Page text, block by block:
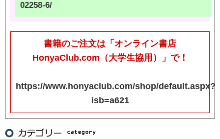
02258-6/
書籍のご注文は「オンライン書店
HonyaClub.com（大学生協用）」で！
https://www.honyaclub.com/shop/default.aspx?
isb=a621